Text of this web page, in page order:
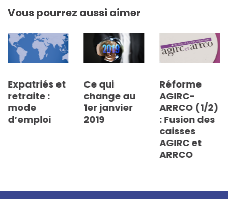
Vous pourrez aussi aimer
Expatriés et
retraite :
mode
d’emploi
Ce qui
change au
1er janvier
2019
Réforme
AGIRC-
ARRCO (1/2)
: Fusion des
caisses
AGIRC et
ARRCO